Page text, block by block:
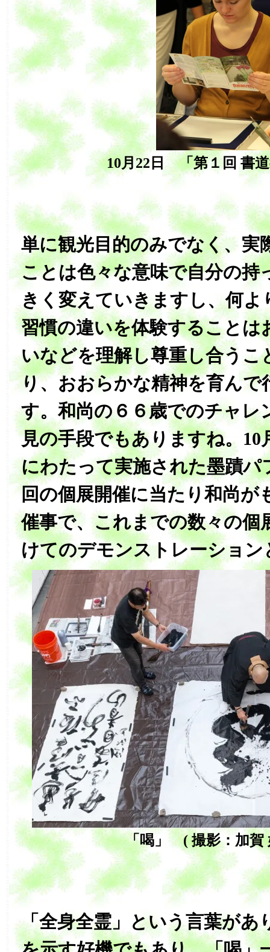
10月22日 「第１回 書
単に観光目的のみでなく、実
ことは色々な意味で自分の持
きく変えていきますし、何よ
習慣の違いを体験することは
いなどを理解し尊重し合うこ
り、おおらかな精神を育んで
す。和尚の６６歳でのチャレ
見の手段でもありますね。10
にわたって実施された墨蹟パ
回の個展開催に当たり和尚が
催事で、これまでの数々の個
けてのデモンストレーショ
「喝」 ( 撮影：加賀
「全身全霊」という言葉があ